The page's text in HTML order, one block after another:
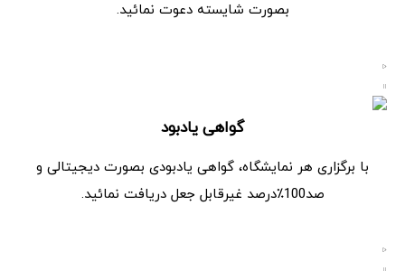
بصورت شایسته دعوت نمائید.
گواهی یادبود
با برگزاری هر نمایشگاه، گواهی یادبودی بصورت دیجیتالی و
صد100٪درصد غیرقابل جعل دریافت نمائید.